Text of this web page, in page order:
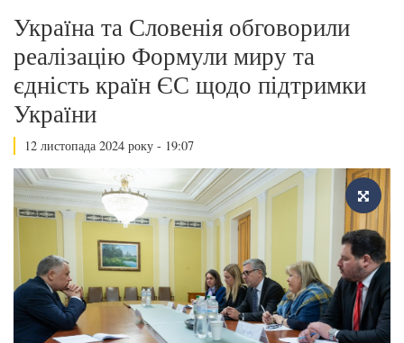
Україна та Словенія обговорили
реалізацію Формули миру та
єдність країн ЄС щодо підтримки
України
12 листопада 2024 року - 19:07